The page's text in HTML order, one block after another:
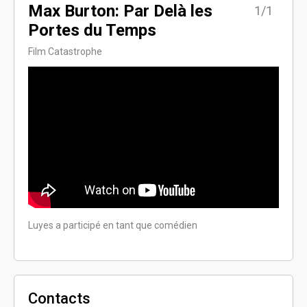
Max Burton: Par Delà les
Portes du Temps
Film Catastrophe
1/1
Luyes a participé en tant que comédien
Contacts